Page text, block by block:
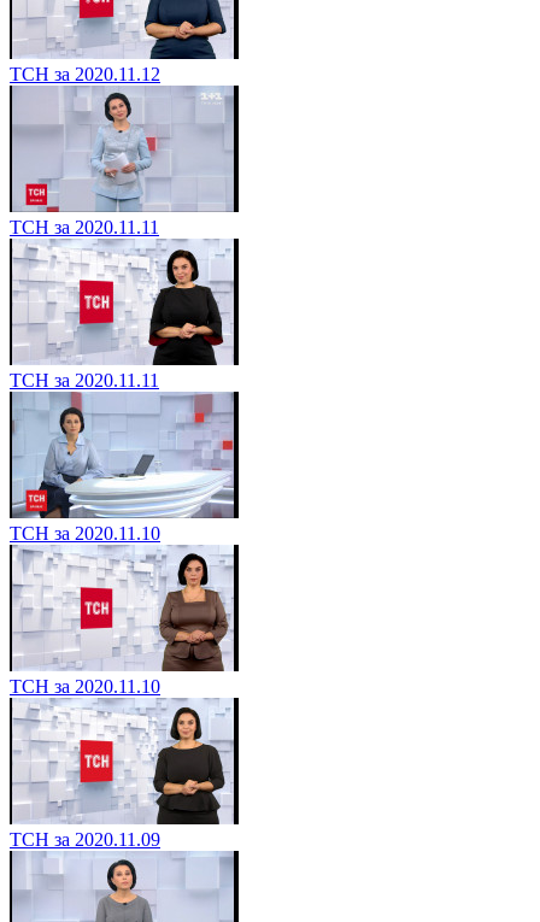
ТСН за 2020.11.12
ТСН за 2020.11.11
ТСН за 2020.11.11
ТСН за 2020.11.10
ТСН за 2020.11.10
ТСН за 2020.11.09